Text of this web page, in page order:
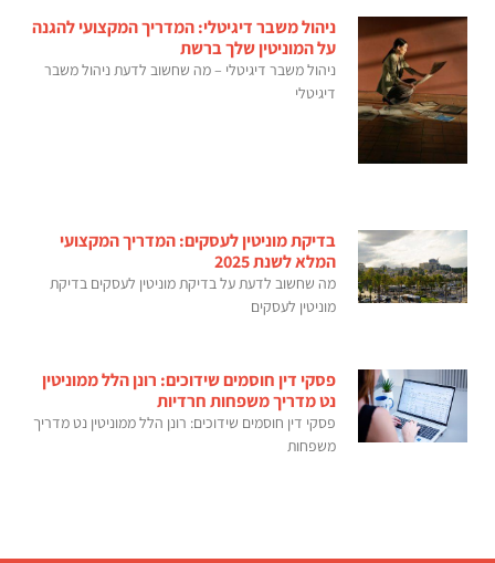
ניהול משבר דיגיטלי: המדריך המקצועי להגנה
על המוניטין שלך ברשת
ניהול משבר דיגיטלי – מה שחשוב לדעת ניהול משבר
דיגיטלי
בדיקת מוניטין לעסקים: המדריך המקצועי
המלא לשנת 2025
מה שחשוב לדעת על בדיקת מוניטין לעסקים בדיקת
מוניטין לעסקים
פסקי דין חוסמים שידוכים: רונן הלל ממוניטין
נט מדריך משפחות חרדיות
פסקי דין חוסמים שידוכים: רונן הלל ממוניטין נט מדריך
משפחות